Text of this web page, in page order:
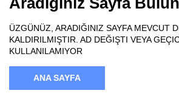
ÜZGÜNÜZ, ARADIĞINIZ SAYFA MEVCUT
KALDIRILMIŞTIR. AD DEĞIŞTI VEYA
KULLANILAMIYOR
ANA SAYFA